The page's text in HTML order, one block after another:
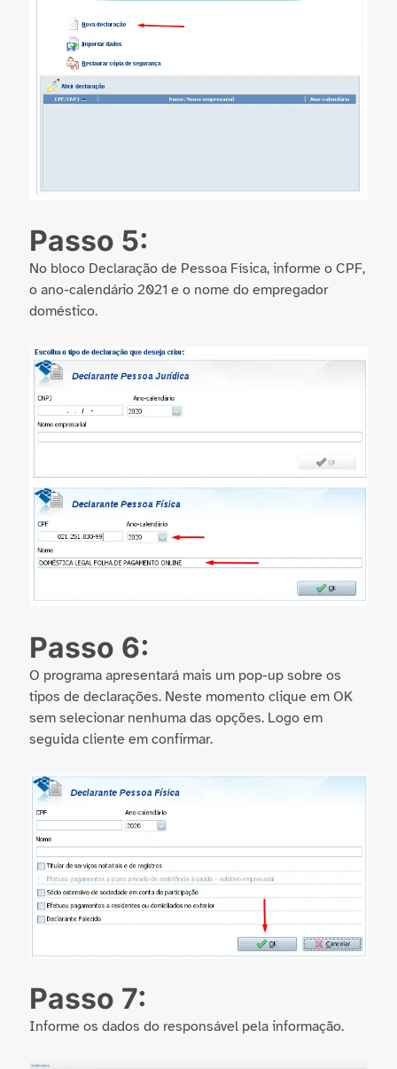
Passo 5:
No bloco Declaração de Pessoa Física, informe o CPF,
o ano-calendário 2021 e o nome do empregador
doméstico.
Passo 6:
O programa apresentará mais um pop-up sobre os
tipos de declarações. Neste momento clique em OK
sem selecionar nenhuma das opções. Logo em
seguida cliente em confirmar.
Passo 7:
Informe os dados do responsável pela informação.